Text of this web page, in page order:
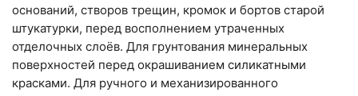
Написать в МАКС
Написать в Telegram
Написать на почту
оснований, створов трещин, кромок и бортов старой
штукатурки, перед восполнением утраченных
отделочных слоёв. Для грунтования минеральных
поверхностей перед окрашиванием силикатными
красками. Для ручного и механизированного